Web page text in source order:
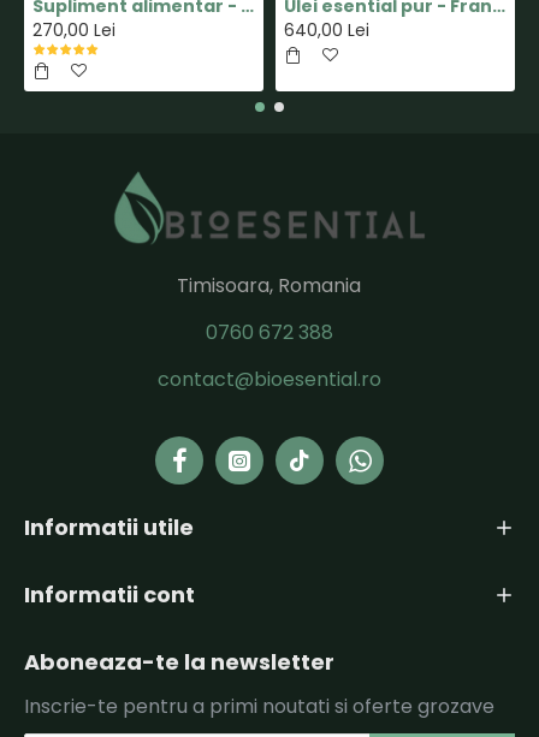
Supliment alimentar - Capsula MINUS - Pastile pentru Slabit 100% Naturale - Herbal New Life
270,00 Lei
Ulei esential pur - Frankincense(Tamaie) - 15ml - doTERRA
640,00 Lei
Timisoara, Romania
0760 672 388
contact@bioesential.ro
Informatii utile
Informatii cont
Aboneaza-te la newsletter
Inscrie-te pentru a primi noutati si oferte grozave